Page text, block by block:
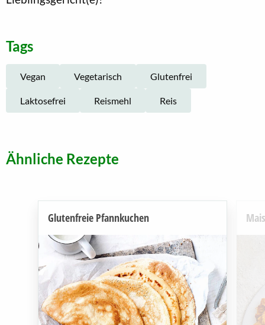
Tags
Vegan Vegetarisch Glutenfrei
Laktosefrei Reismehl Reis
Ähnliche Rezepte
Glutenfreie Pfannkuchen